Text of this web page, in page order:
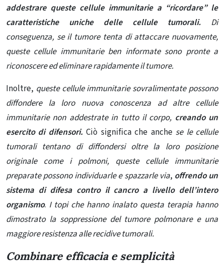
addestrare queste cellule immunitarie a “ricordare” le
caratteristiche uniche delle cellule tumorali.
Di
conseguenza, se il tumore tenta di attaccare nuovamente,
queste cellule immunitarie ben informate sono pronte a
riconoscere ed eliminare rapidamente il tumore.
Inoltre, queste cellule immunitarie sovralimentate possono
diffondere la loro nuova conoscenza ad altre cellule
immunitarie non addestrate in tutto il corpo, creando un
esercito di difensori. Ciò significa che anche se le cellule
tumorali tentano di diffondersi oltre la loro posizione
originale come i polmoni, queste cellule immunitarie
preparate possono individuarle e spazzarle via, offrendo un
sistema di difesa contro il cancro a livello dell’intero
organismo. I topi che hanno inalato questa terapia hanno
dimostrato la soppressione del tumore polmonare e una
maggiore resistenza alle recidive tumorali.
Combinare efficacia e semplicità